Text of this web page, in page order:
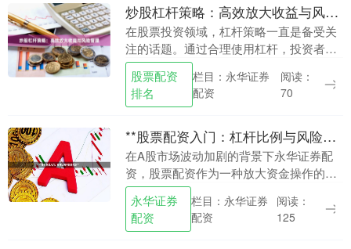
炒股杠杆策略：高效放大收益与风险管理
在股票投资领域，杠杆策略一直是备受关
注的话题。通过合理使用杠杆，投资者可
以在市场行情向好时实现收益的快速放
大。然而，杠杆也是一把双刃剑，若使用
不当股票配资排名，....
股票配资
排名
栏目：永华证券
配资
阅读：
70
**股票配资入门：杠杆比例与风险控制**
在A股市场波动加剧的背景下永华证券配
资，股票配资作为一种放大资金操作的手
段，正吸引越来越多投资者的关注。对于
刚接触配资的投资者而言，理解杠杆比例
与风险控制的关系....
永华证券
配资
栏目：永华证券
配资
阅读：
125